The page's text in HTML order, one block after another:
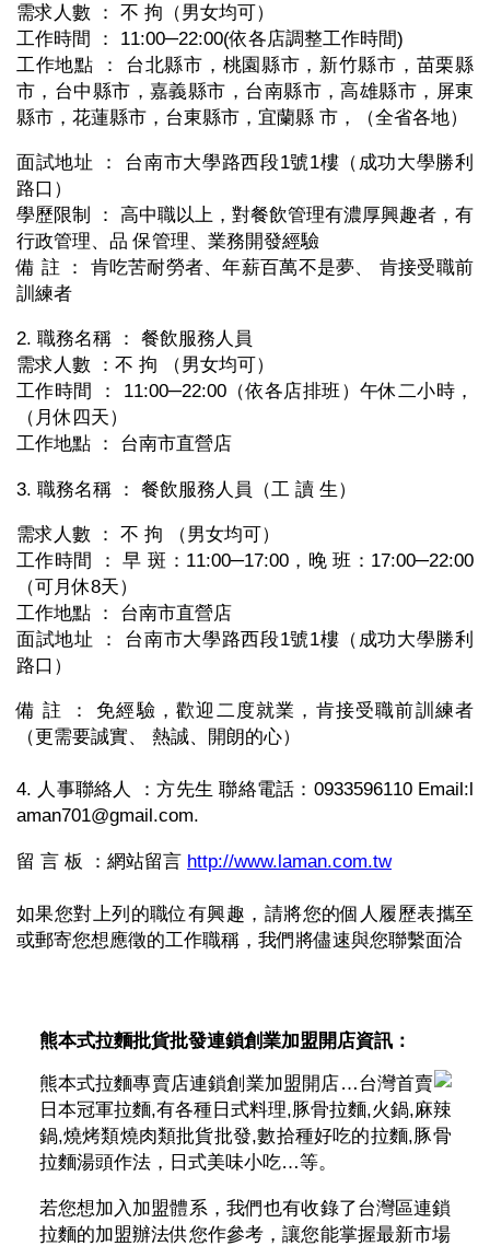
需求人數 ： 不 拘（男女均可）
工作時間 ： 11:00─22:00(依各店調整工作時間)
工作地點 ： 台北縣市，桃園縣市，新竹縣市，苗栗縣
市，台中縣市，嘉義縣市，台南縣市，高雄縣市，屏東
縣市，花蓮縣市，台東縣市，宜蘭縣 市，（全省各地）
面試地址 ： 台南市大學路西段1號1樓（成功大學勝利
路口）
學歷限制 ： 高中職以上，對餐飲管理有濃厚興趣者，有
行政管理、品 保管理、業務開發經驗
備 註 ： 肯吃苦耐勞者、年薪百萬不是夢、 肯接受職前
訓練者
2. 職務名稱 ： 餐飲服務人員
需求人數 ：不 拘 （男女均可）
工作時間 ： 11:00─22:00（依各店排班）午休二小時，
（月休四天）
工作地點 ： 台南市直營店
3. 職務名稱 ： 餐飲服務人員（工 讀 生）
需求人數 ： 不 拘 （男女均可）
工作時間 ： 早 斑：11:00─17:00，晚 班：17:00─22:00
（可月休8天）
工作地點 ： 台南市直營店
面試地址 ： 台南市大學路西段1號1樓（成功大學勝利
路口）
備 註 ： 免經驗，歡迎二度就業，肯接受職前訓練者
（更需要誠實、 熱誠、開朗的心）
4. 人事聯絡人 ：方先生 聯絡電話：0933596110 Email:l
aman701@gmail.com.
留 言 板 ：網站留言 http://www.laman.com.tw
如果您對上列的職位有興趣，請將您的個人履歷表攜至
或郵寄您想應徵的工作職稱，我們將儘速與您聯繫面洽
熊本式拉麵批貨批發連鎖創業加盟開店資訊：
熊本式拉麵專賣店連鎖創業加盟開店…台灣首賣
日本冠軍拉麵,有各種日式料理,豚骨拉麵,火鍋,麻辣
鍋,燒烤類燒肉類批貨批發,數拾種好吃的拉麵,豚骨
拉麵湯頭作法，日式美味小吃…等。
若您想加入加盟體系，我們也有收錄了台灣區連鎖
拉麵的加盟辦法供您作參考，讓您能掌握最新市場